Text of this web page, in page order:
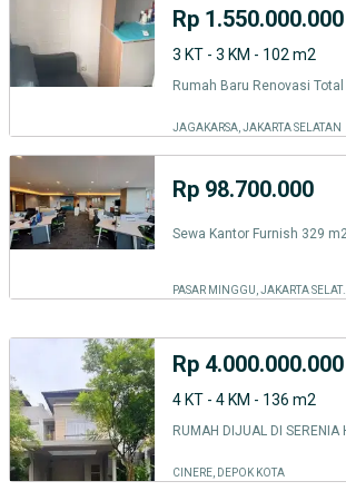
Rp 1.550.000.000
3 KT - 3 KM - 102 m2
JAGAKARSA, JAKARTA SELATAN
Rp 98.700.000
PASAR MINGGU, JAKARTA SELATAN
Rp 4.000.000.000
4 KT - 4 KM - 136 m2
CINERE, DEPOK KOTA